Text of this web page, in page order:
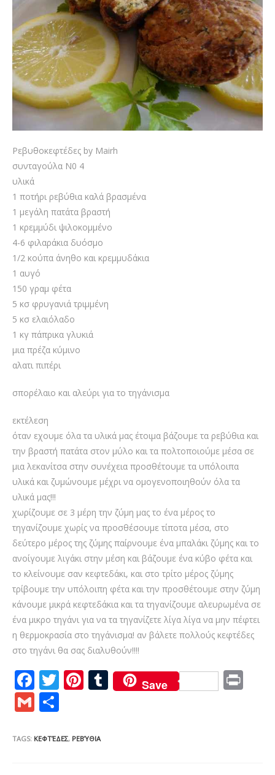
Ρεβυθοκεφτέδες by Mairh
συνταγούλα Ν0 4
υλικά
1 ποτήρι ρεβύθια καλά βρασμένα
1 μεγάλη πατάτα βραστή
1 κρεμμύδι ψιλοκομμένο
4-6 φιλαράκια δυόσμο
1/2 κούπα άνηθο και κρεμμυδάκια
1 αυγό
150 γραμ φέτα
5 κσ φρυγανιά τριμμένη
5 κσ ελαιόλαδο
1 κγ πάπρικα γλυκιά
μια πρέζα κύμινο
αλατι πιπέρι
σπορέλαιο και αλεύρι για το τηγάνισμα
εκτέλεση
όταν εχουμε όλα τα υλικά μας έτοιμα βάζουμε τα ρεβύθια και
την βραστή πατάτα στον μύλο και τα πολτοποιούμε μέσα σε
μια λεκανίτσα στην συνέχεια προσθέτουμε τα υπόλοιπα
υλικά και ζυμώνουμε μέχρι να ομογενοποιηθούν όλα τα
υλικά μας!!!
χωρίζουμε σε 3 μέρη την ζύμη μας το ένα μέρος το
τηγανίζουμε χωρίς να προσθέσουμε τίποτα μέσα, στο
δεύτερο μέρος της ζύμης παίρνουμε ένα μπαλάκι ζύμης και το
ανοίγουμε λιγάκι στην μέση και βάζουμε ένα κύβο φέτα και
το κλείνουμε σαν κεφτεδάκι, και στο τρίτο μέρος ζύμης
τρίβουμε την υπόλοιπη φέτα και την προσθέτουμε στην ζύμη
κάνουμε μικρά κεφτεδάκια και τα τηγανίζουμε αλευρωμένα σε
ένα μικρο τηγάνι για να τα τηγανίζετε λίγα λίγα να μην πέφτει
η θερμοκρασία στο τηγάνισμα! αν βάλετε πολλούς κεφτέδες
στο τηγάνι θα σας διαλυθούν!!!!
F
ac
e
b
T
er
Pi
e
T
u
Save
G
ai ar
TAGS: ΚΕΦΤΈΔΕΣ, ΡΕΒΎΘΙΑ